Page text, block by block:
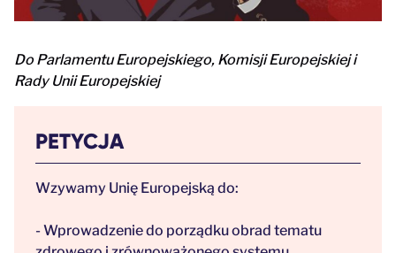
Do Parlamentu Europejskiego, Komisji Europejskiej i
Rady Unii Europejskiej
PETYCJA
Wzywamy Unię Europejską do:
- Wprowadzenie do porządku obrad tematu